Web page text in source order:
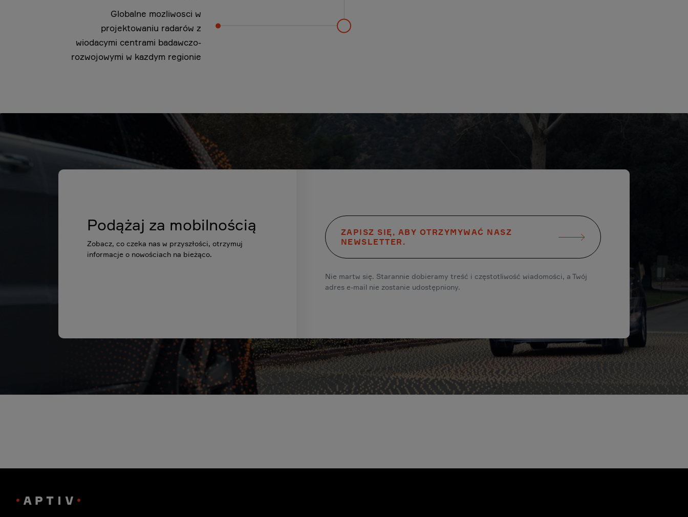
Globalne mozliwosci w
projektowaniu radarów z
wiodacymi centrami badawczo-
rozwojowymi w kazdym regionie
Podążaj za mobilnością
Zobacz, co czeka nas w przyszłości, otrzymuj
informacje o nowościach na bieżąco.
ZAPISZ SIĘ, ABY OTRZYMYWAĆ NASZ
NEWSLETTER.
Nie martw się. Starannie dobieramy treść i częstotliwość wiadomości, a Twój
adres e-mail nie zostanie udostępniony.